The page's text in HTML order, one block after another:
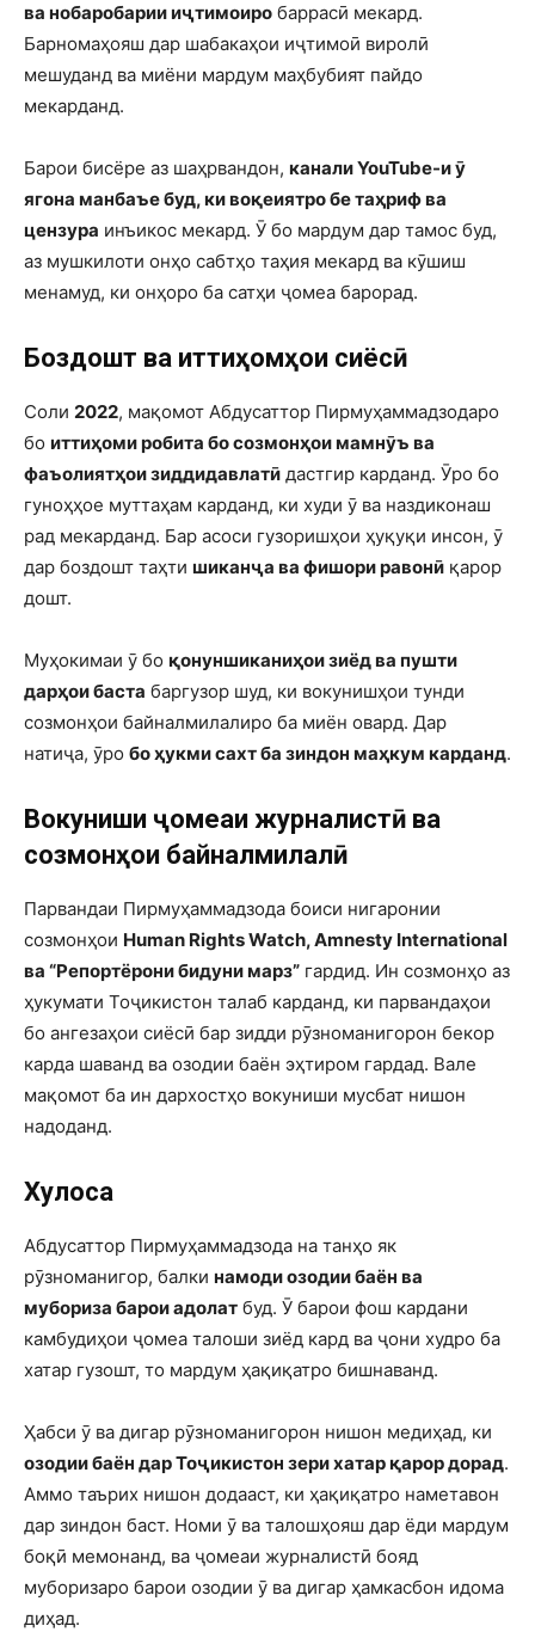
ва нобаробарии иҷтимоиро баррасӣ мекард.
Барномаҳояш дар шабакаҳои иҷтимоӣ виролӣ
мешуданд ва миёни мардум маҳбубият пайдо
мекарданд.
Барои бисёре аз шаҳрвандон, канали YouTube-и ӯ
ягона манбаъе буд, ки воқеиятро бе таҳриф ва
цензура инъикос мекард. Ӯ бо мардум дар тамос буд,
аз мушкилоти онҳо сабтҳо таҳия мекард ва кӯшиш
менамуд, ки онҳоро ба сатҳи ҷомеа барорад.
Боздошт ва иттиҳомҳои сиёсӣ
Соли 2022, мақомот Абдусаттор Пирмуҳаммадзодаро
бо иттиҳоми робита бо созмонҳои мамнӯъ ва
фаъолиятҳои зиддидавлатӣ дастгир карданд. Ӯро бо
гуноҳҳое муттаҳам карданд, ки худи ӯ ва наздиконаш
рад мекарданд. Бар асоси гузоришҳои ҳуқуқи инсон, ӯ
дар боздошт таҳти шиканҷа ва фишори равонӣ қарор
дошт.
Муҳокимаи ӯ бо қонуншиканиҳои зиёд ва пушти
дарҳои баста баргузор шуд, ки вокунишҳои тунди
созмонҳои байналмилалиро ба миён овард. Дар
натиҷа, ӯро бо ҳукми сахт ба зиндон маҳкум карданд.
Вокуниши ҷомеаи журналистӣ ва
созмонҳои байналмилалӣ
Парвандаи Пирмуҳаммадзода боиси нигаронии
созмонҳои Human Rights Watch, Amnesty International
ва “Репортёрони бидуни марз” гардид. Ин созмонҳо аз
ҳукумати Тоҷикистон талаб карданд, ки парвандаҳои
бо ангезаҳои сиёсӣ бар зидди рӯзноманигорон бекор
карда шаванд ва озодии баён эҳтиром гардад. Вале
мақомот ба ин дархостҳо вокуниши мусбат нишон
надоданд.
Хулоса
Абдусаттор Пирмуҳаммадзода на танҳо як
рӯзноманигор, балки намоди озодии баён ва
мубориза барои адолат буд. Ӯ барои фош кардани
камбудиҳои ҷомеа талоши зиёд кард ва ҷони худро ба
хатар гузошт, то мардум ҳақиқатро бишнаванд.
Ҳабси ӯ ва дигар рӯзноманигорон нишон медиҳад, ки
озодии баён дар Тоҷикистон зери хатар қарор дорад.
Аммо таърих нишон додааст, ки ҳақиқатро наметавон
дар зиндон баст. Номи ӯ ва талошҳояш дар ёди мардум
боқӣ мемонанд, ва ҷомеаи журналистӣ бояд
муборизаро барои озодии ӯ ва дигар ҳамкасбон идома
диҳад.